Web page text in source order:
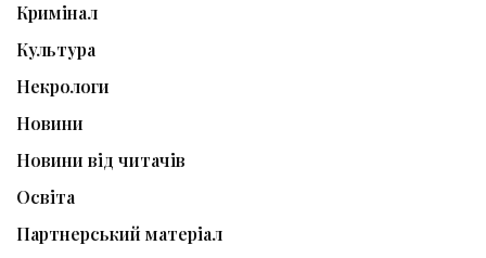
Кримінал
Культура
Некрологи
Новини
Новини від читачів
Освіта
Партнерський матеріал